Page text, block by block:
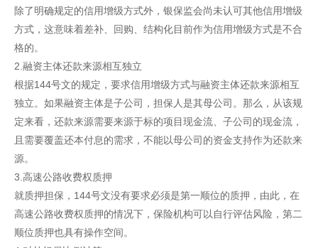
除了明确规定的信用增级方式外，银保监会尚未认可其他信用增级
方式，这意味着差补、回购、结构化目前作为信用增级方式是不合
格的。
2.融资主体还款来源相互独立
根据144号文的规定，要求信用增级方式与融资主体还款来源相互
独立。如果融资主体是子公司，担保人是其母公司。那么，从该规
定来看，还款来源需要来源于标的项目现金流、子公司的现金流，
且需要覆盖还本付息的需求，不能以母公司的资金支持作为还款来
源。
3.高速公路收费权质押
就质押担保，144号文没有要求必须是第一顺位的质押，由此，在
高速公路收费权质押的情况下，保险机构可以自行评估风险，第二
顺位质押也具有操作空间。